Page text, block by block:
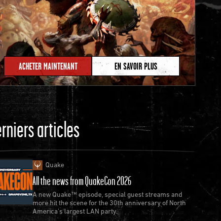
ACHETER MAINTENANT EN SAVOIR PLUS
articles
Quake
All the news from QuakeCon 2026
A new Quake™ episode, special guest streams and
more hit the scene for the 30th anniversary of North
America’s largest LAN party.